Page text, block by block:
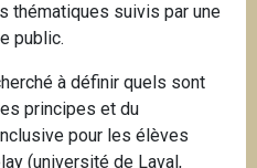
thématiques suivis par une
public.
à définir quels sont
principes et du
pour les élèves
(université de Laval,